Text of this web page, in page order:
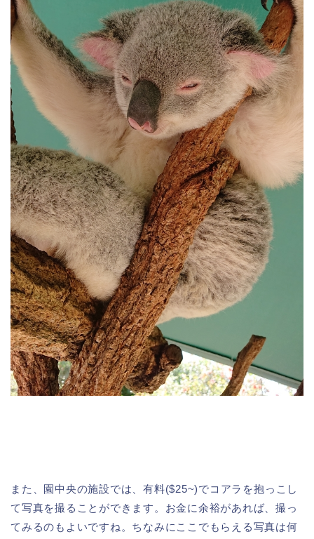
また、園中央の施設では、有料($25~)でコアラを抱っこし
て写真を撮ることができます。お金に余裕があれば、撮っ
てみるのもよいですね。ちなみにここでもらえる写真は何